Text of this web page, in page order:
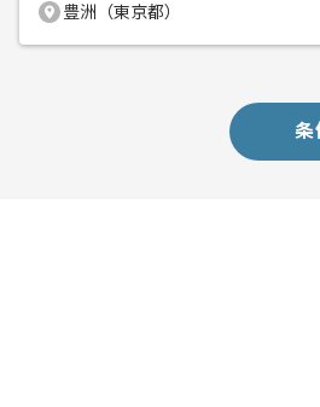
豊洲（東京都）
条